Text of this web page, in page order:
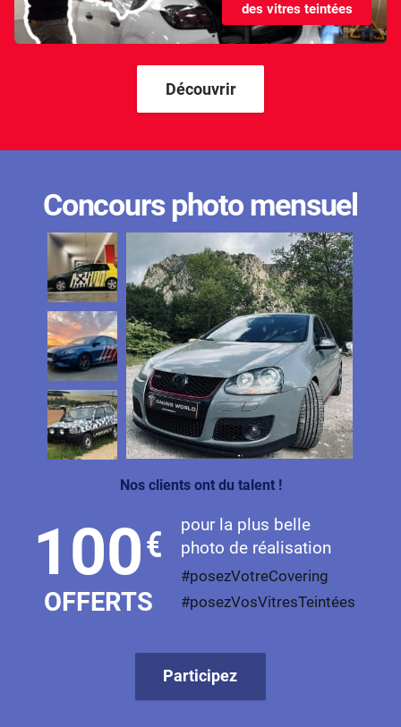
Kandi
Karma
Lada
Land Rover
Ldv
Lexus
Ligier
Lincoln
Livan
Maserati
Maybach
Mazda
des vitres teintées
Découvrir
Concours photo mensuel
Nos clients ont du talent !
100€
OFFERTS
pour la plus belle
photo de réalisation
#posezVotreCovering
#posezVosVitresTeintées
Participez